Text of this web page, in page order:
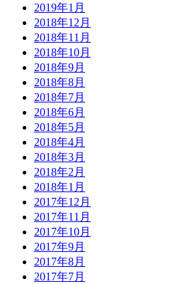
2019年1月
2018年12月
2018年11月
2018年10月
2018年9月
2018年8月
2018年7月
2018年6月
2018年5月
2018年4月
2018年3月
2018年2月
2018年1月
2017年12月
2017年11月
2017年10月
2017年9月
2017年8月
2017年7月